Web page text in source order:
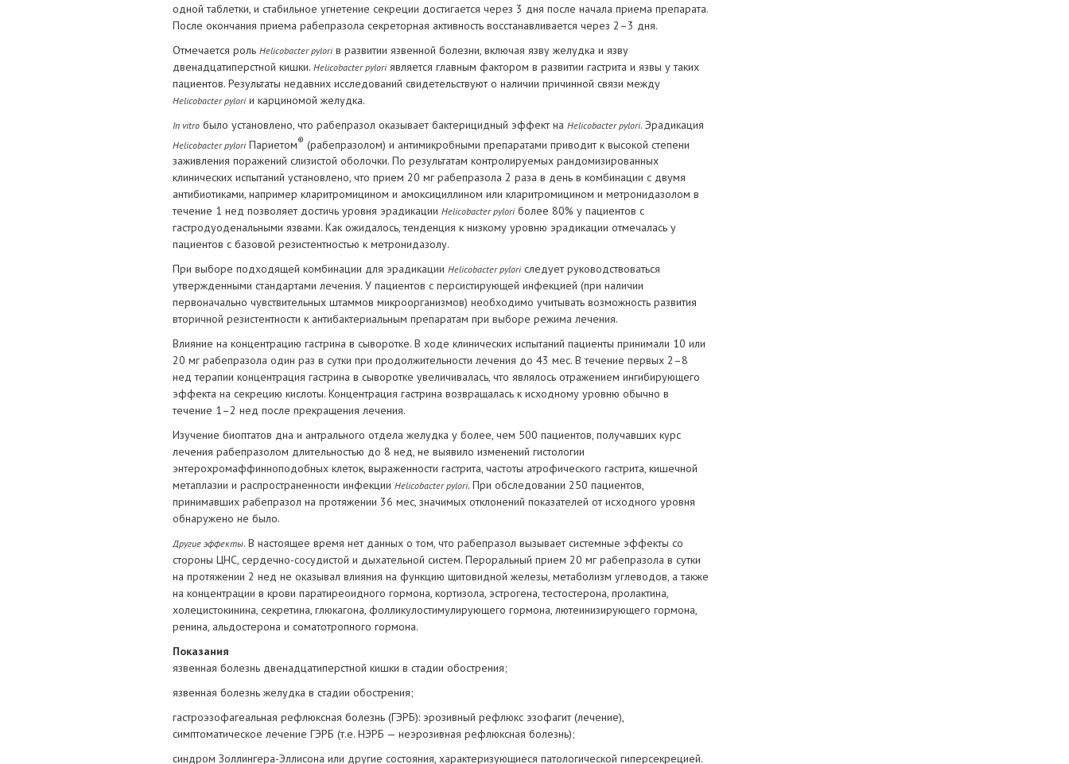
одной таблетки, и стабильное угнетение секреции достигается через 3 дня после начала приема препарата.
После окончания приема рабепразола секреторная активность восстанавливается через 2–3 дня.
Отмечается роль Helicobacter pyloriв развитии язвенной болезни, включая язву желудка и язву
двенадцатиперстной кишки. Helicobacter pyloriявляется главным фактором в развитии гастрита и язвы у таких
пациентов. Результаты недавних исследований свидетельствуют о наличии причинной связи между
Helicobacter pyloriи карциномой желудка.
In vitro было установлено, что рабепразол оказывает бактерицидный эффект на Helicobacter pylori. Эрадикация
Helicobacter pyloriПариетом® (рабепразолом) и антимикробными препаратами приводит к высокой степени
заживления поражений слизистой оболочки. По результатам контролируемых рандомизированных
клинических испытаний установлено, что прием 20 мг рабепразола 2 раза в день в комбинации с двумя
антибиотиками, например кларитромицином и амоксициллином или кларитромицином и метронидазолом в
течение 1 нед позволяет достичь уровня эрадикации Helicobacter pyloriболее 80% у пациентов с
гастродуоденальными язвами. Как ожидалось, тенденция к низкому уровню эрадикации отмечалась у
пациентов с базовой резистентностью к метронидазолу.
При выборе подходящей комбинации для эрадикации Helicobacter pyloriследует руководствоваться
утвержденными стандартами лечения. У пациентов с персистирующей инфекцией (при наличии
первоначально чувствительных штаммов микроорганизмов) необходимо учитывать возможность развития
вторичной резистентности к антибактериальным препаратам при выборе режима лечения.
Влияние на концентрацию гастрина в сыворотке. В ходе клинических испытаний пациенты принимали 10 или
20 мг рабепразола один раз в сутки при продолжительности лечения до 43 мес. В течение первых 2–8
нед терапии концентрация гастрина в сыворотке увеличивалась, что являлось отражением ингибирующего
эффекта на секрецию кислоты. Концентрация гастрина возвращалась к исходному уровню обычно в
течение 1–2 нед после прекращения лечения.
Изучение биоптатов дна и антрального отдела желудка у более, чем 500 пациентов, получавших курс
лечения рабепразолом длительностью до 8 нед, не выявило изменений гистологии
энтерохромаффинноподобных клеток, выраженности гастрита, частоты атрофического гастрита, кишечной
метаплазии и распространенности инфекции Helicobacter pylori. При обследовании 250 пациентов,
принимавших рабепразол на протяжении 36 мес, значимых отклонений показателей от исходного уровня
обнаружено не было.
Другие эффекты. В настоящее время нет данных о том, что рабепразол вызывает системные эффекты со
стороны ЦНС, сердечно-сосудистой и дыхательной систем. Пероральный прием 20 мг рабепразола в сутки
на протяжении 2 нед не оказывал влияния на функцию щитовидной железы, метаболизм углеводов, а также
на концентрации в крови паратиреоидного гормона, кортизола, эстрогена, тестостерона, пролактина,
холецистокинина, секретина, глюкагона, фолликулостимулирующего гормона, лютеинизирующего гормона,
ренина, альдостерона и соматотропного гормона.
Показания
язвенная болезнь двенадцатиперстной кишки в стадии обострения;
язвенная болезнь желудка в стадии обострения;
гастроэзофагеальная рефлюксная болезнь (ГЭРБ): эрозивный рефлюкс эзофагит (лечение),
симптоматическое лечение ГЭРБ (т.е. НЭРБ — неэрозивная рефлюксная болезнь);
синдром Золлингера-Эллисона или другие состояния, характеризующиеся патологической гиперсекрецией.